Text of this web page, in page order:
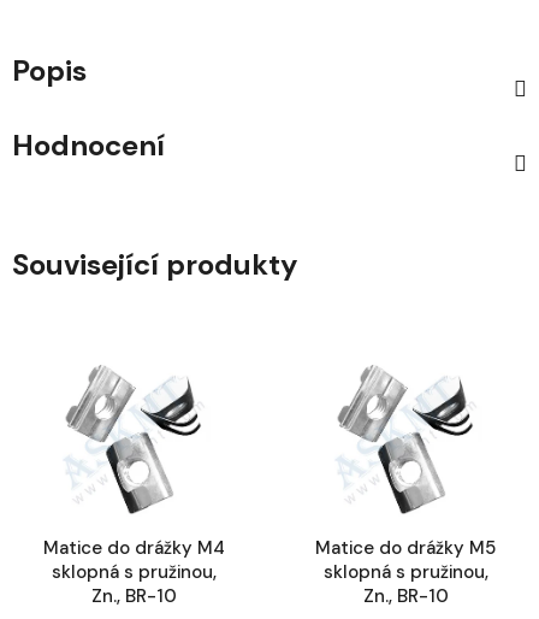
Popis
Hodnocení
Související produkty
Matice do drážky M4
sklopná s pružinou,
Zn., BR-10
Matice do drážky M5
sklopná s pružinou,
Zn., BR-10